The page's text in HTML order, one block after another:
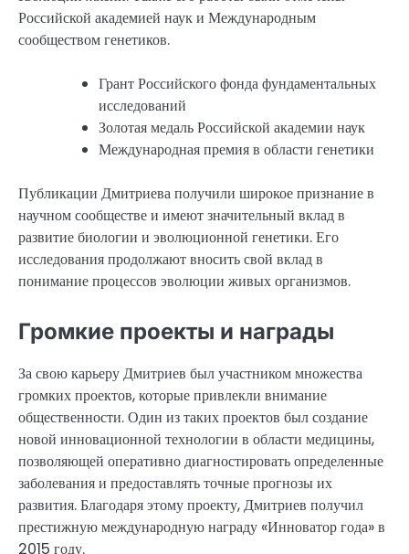
Российской академией наук и Международным
сообществом генетиков.
Грант Российского фонда фундаментальных
исследований
Золотая медаль Российской академии наук
Международная премия в области генетики
Публикации Дмитриева получили широкое признание в
научном сообществе и имеют значительный вклад в
развитие биологии и эволюционной генетики. Его
исследования продолжают вносить свой вклад в
понимание процессов эволюции живых организмов.
Громкие проекты и награды
За свою карьеру Дмитриев был участником множества
громких проектов, которые привлекли внимание
общественности. Один из таких проектов был создание
новой инновационной технологии в области медицины,
позволяющей оперативно диагностировать определенные
заболевания и предоставлять точные прогнозы их
развития. Благодаря этому проекту, Дмитриев получил
престижную международную награду «Инноватор года» в
2015 году.